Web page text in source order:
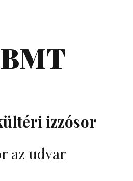
izzósor
az udvar